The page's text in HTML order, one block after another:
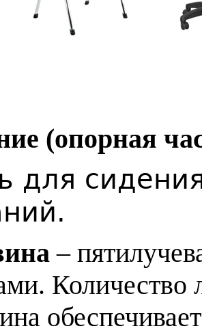
(опорная
для
–
Количество